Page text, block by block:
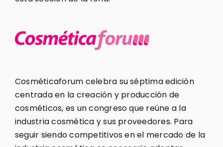
Cosméticaforum celebra su séptima edición
centrada en la creación y producción de
cosméticos, es un congreso que reúne a la
industria cosmética y sus proveedores. Para
seguir siendo competitivos en el mercado de la